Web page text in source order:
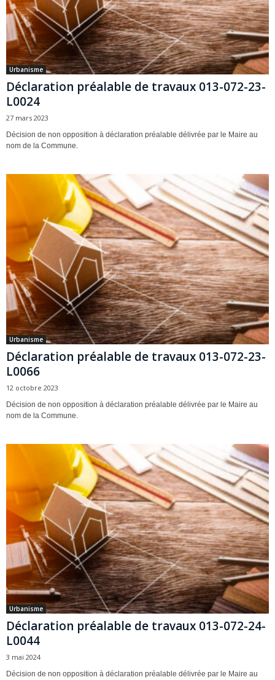
Urbanisme
Déclaration préalable de travaux 013-072-23-
L0024
27 mars 2023
Décision de non opposition à déclaration préalable délivrée par le Maire au
nom de la Commune.
Urbanisme
Déclaration préalable de travaux 013-072-23-
L0066
12 octobre 2023
Décision de non opposition à déclaration préalable délivrée par le Maire au
nom de la Commune.
Urbanisme
Déclaration préalable de travaux 013-072-24-
L0044
3 mai 2024
Décision de non opposition à déclaration préalable délivrée par le Maire au